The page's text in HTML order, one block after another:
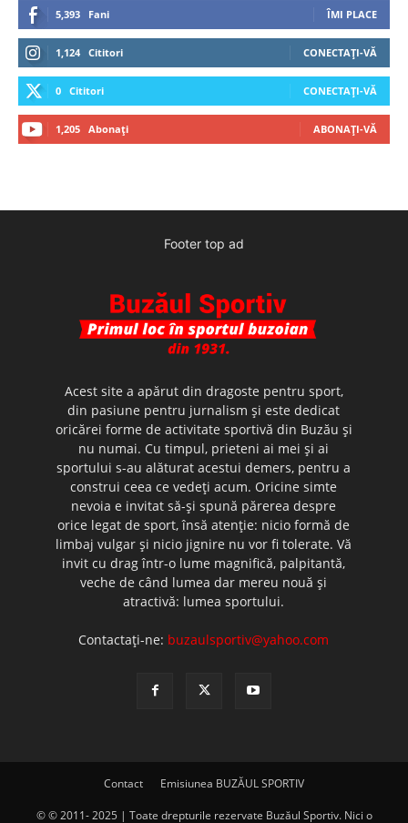
5,393 Fani ÎMI PLACE
1,124 Cititori CONECTAȚI-VĂ
0 Cititori CONECTAȚI-VĂ
1,205 Abonați ABONAȚI-VĂ
Footer top ad
Acest site a apărut din dragoste pentru sport,
din pasiune pentru jurnalism şi este dedicat
oricărei forme de activitate sportivă din Buzău şi
nu numai. Cu timpul, prieteni ai mei şi ai
sportului s-au alăturat acestui demers, pentru a
construi ceea ce vedeţi acum. Oricine simte
nevoia e invitat să-şi spună părerea despre
orice legat de sport, însă atenţie: nicio formă de
limbaj vulgar şi nicio jignire nu vor fi tolerate. Vă
invit cu drag într-o lume magnifică, palpitantă,
veche de când lumea dar mereu nouă şi
atractivă: lumea sportului.
Contactați-ne: buzaulsportiv@yahoo.com
Contact Emisiunea BUZĂUL SPORTIV
© © 2011- 2025 | Toate drepturile rezervate Buzăul Sportiv. Nici o